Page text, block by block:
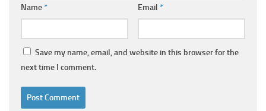
Name* Email *
Save my name, email, and website in this browser for the
next time I comment.